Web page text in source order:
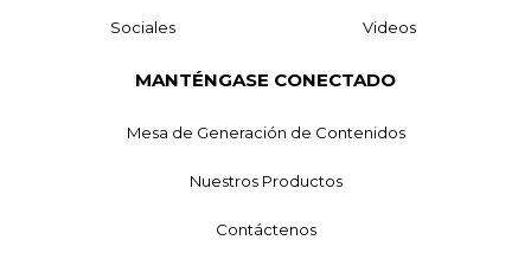
Sociales Videos
MANTÉNGASE CONECTADO
Mesa de Generación de Contenidos
Nuestros Productos
Contáctenos